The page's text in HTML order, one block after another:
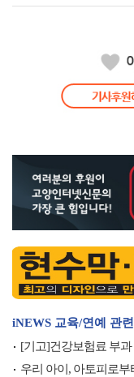
iNEWS 교육/연예 관
[기고]건강보험료 부
우리 아이, 아토피로